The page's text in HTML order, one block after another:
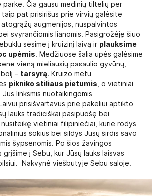
parke. Čia gausu medinių tiltelių per
taip pat prisirišus prie virvių galėsite
augmenijos, nuspalvintos
svyrančiomis lianomis. Pasigrožėję šiuo
sėsime į kruizinį laivą ir plauksime
upėmis. Medžiuose šalia upės galėsime
vieną mieliausių pasaulio gyvūnų,
– tarsyrą. Kruizo metu
pikniko stiliaus pietumis , o vietiniai
Jus linksmis nuotaikingomis
prisišvartavus prie pakeliui aptikto
lauks tradiciškai pasipuošę bei
nusiteikę vietiniai filipiniečiai, kurie rodys
šokius bei šildys Jūsų širdis savo
šypsenomis. Po šios žavingos
grįšime į Sebu, kur Jūsų lauks laisvas
Nakvynė viešbutyje Sebu saloje.